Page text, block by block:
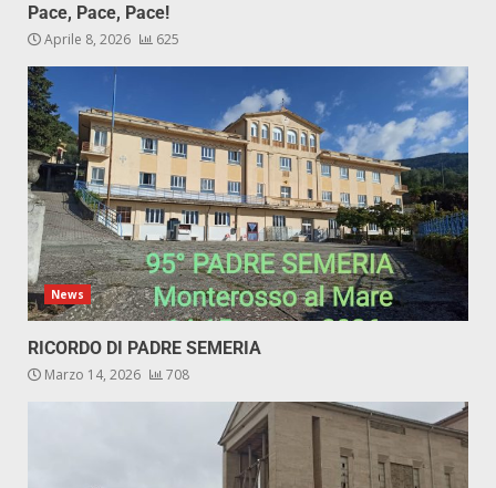
Pace, Pace, Pace!
Aprile 8, 2026 625
News
RICORDO DI PADRE SEMERIA
Marzo 14, 2026 708